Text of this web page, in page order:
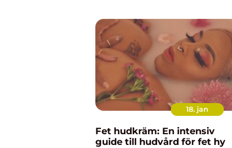
18. jan
Fet hudkräm: En intensiv
guide till hudvård för fet hy